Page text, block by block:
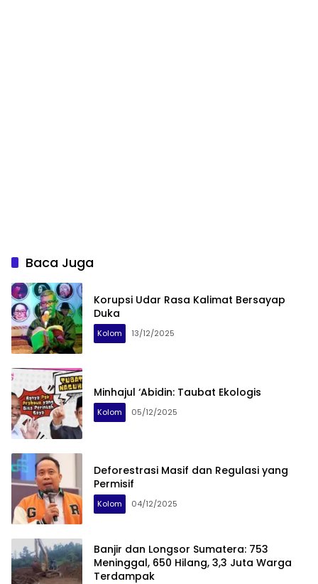
Baca Juga
Korupsi Udar Rasa Kalimat Bersayap
Duka
Kolom 13/12/2025
Minhajul ‘Abidin: Taubat Ekologis
Kolom 05/12/2025
Deforestrasi Masif dan Regulasi yang
Permisif
Kolom 04/12/2025
Banjir dan Longsor Sumatera: 753
Meninggal, 650 Hilang, 3,3 Juta Warga
Terdampak